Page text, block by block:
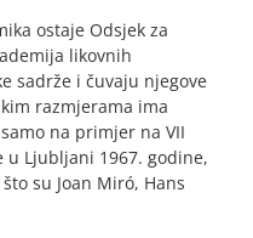
ostaje Odsjek za
likovnih
sadrže i čuvaju njegove
razmjerama ima
na primjer na VII
Ljubljani 1967. godine,
su Joan Miró, Hans